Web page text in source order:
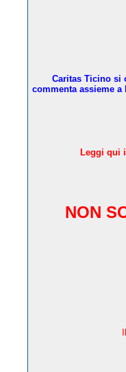
Caritas Ticino si
commenta assieme
Leggi qui
NON